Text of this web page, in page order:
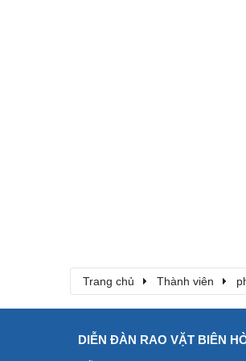
Trang chủ Thành viên
DIỄN ĐÀN RAO VẶT BIÊN